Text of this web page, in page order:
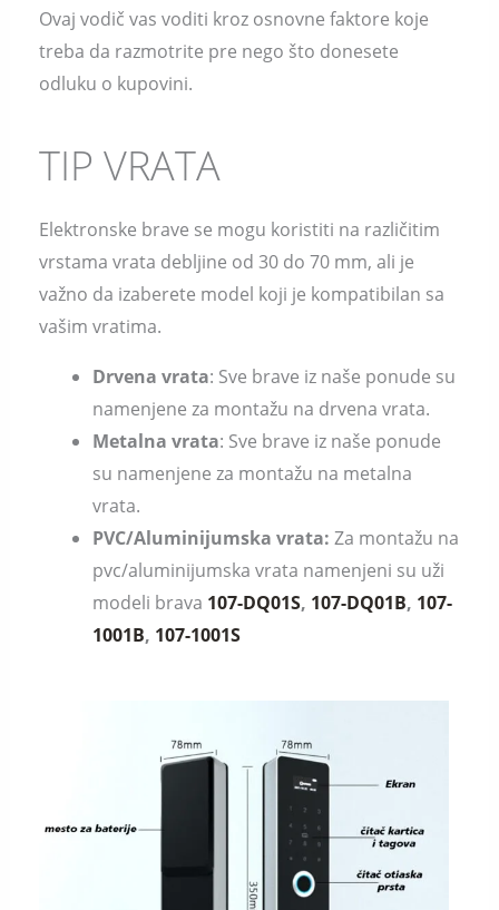
Ovaj vodič vas voditi kroz osnovne faktore koje
treba da razmotrite pre nego što donesete
odluku o kupovini.
TIP VRATA
Elektronske brave se mogu koristiti na različitim
vrstama vrata debljine od 30 do 70 mm, ali je
važno da izaberete model koji je kompatibilan sa
vašim vratima.
Drvena vrata: Sve brave iz naše ponude su
namenjene za montažu na drvena vrata.
Metalna vrata: Sve brave iz naše ponude
su namenjene za montažu na metalna
vrata.
PVC/Aluminijumska vrata: Za montažu na
pvc/aluminijumska vrata namenjeni su uži
modeli brava 107-DQ01S, 107-DQ01B, 107-
1001B, 107-1001S